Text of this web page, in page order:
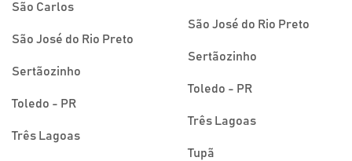
São Carlos
São José do Rio Preto
Sertãozinho
Toledo - PR
Três Lagoas
São José do Rio Preto
Sertãozinho
Toledo - PR
Três Lagoas
Tupã